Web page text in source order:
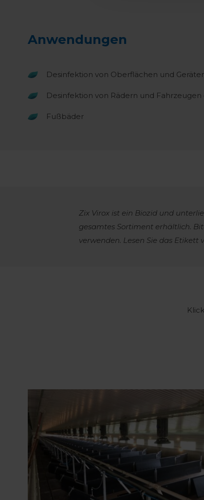
Anwendungen
Desinfektion von Oberflächen und
Desinfektion von Rädern und
Fußbäder
Zix Virox ist ein Biozid und
gesamtes Sortiment erhältlich.
verwenden. Lesen Sie das